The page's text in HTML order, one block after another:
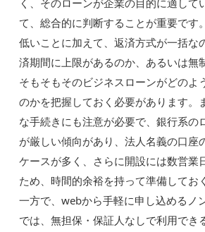
く、そのローンが企業の目的に適して
て、総合的に判断することが重要です
低いことに加えて、返済方式が一括な
済期間に上限があるのか、あるいは無
そもそもそのビジネスローンがどのよ
のかを把握しておく必要があります。
な手続きにも注意が必要で、銀行系の
が厳しい傾向があり、法人名義の口座
ケースが多く、さらに開設には数営業
ため、時間的余裕を持って準備してお
一方で、webから手軽に申し込めるノ
では、無担保・保証人なしで利用でき